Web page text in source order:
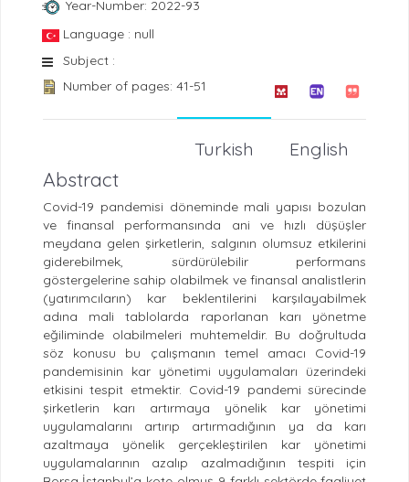
Year-Number: 2022-93
Language : null
Subject :
Number of pages: 41-51
English
Turkish
Abstract
Covid-19 pandemisi döneminde mali yapısı bozulan
ve finansal performansında ani ve hızlı düşüşler
meydana gelen şirketlerin, salgının olumsuz etkilerini
giderebilmek, sürdürülebilir performans
göstergelerine sahip olabilmek ve finansal analistlerin
(yatırımcıların) kar beklentilerini karşılayabilmek
adına mali tablolarda raporlanan karı yönetme
eğiliminde olabilmeleri muhtemeldir. Bu doğrultuda
söz konusu bu çalışmanın temel amacı Covid-19
pandemisinin kar yönetimi uygulamaları üzerindeki
etkisini tespit etmektir. Covid-19 pandemi sürecinde
şirketlerin karı artırmaya yönelik kar yönetimi
uygulamalarını artırıp artırmadığının ya da karı
azaltmaya yönelik gerçekleştirilen kar yönetimi
uygulamalarının azalıp azalmadığının tespiti için